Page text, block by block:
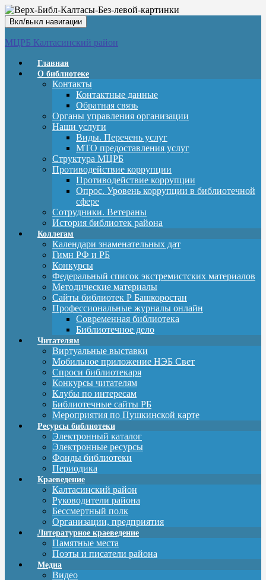
Вкл/выкл навигации
МЦРБ Калтасинский район
Главная
О библиотеке
Контакты
Контактные данные
Обратная связь
Органы управления организации
Наши услуги
Виды. Перечень услуг
МТО предоставления услуг
Структура МЦРБ
Противодействие коррупции
Противодействие коррупции
Опрос. Уровень коррупции в библиотечной
сфере
Сотрудники. Ветераны
История библиотек района
Коллегам
Календари знаменательных дат
Гимн РФ и РБ
Конкурсы
Федеральный список экстремистских материалов
Методические материалы
Сайты библиотек Р Башкоростан
Профессиональные журналы онлайн
Современная библиотека
Библиотечное дело
Читателям
Виртуальные выставки
Мобильное приложение НЭБ Свет
Спроси библиотекаря
Конкурсы читателям
Клубы по интересам
Библиотечные сайты РБ
Мероприятия по Пушкинской карте
Ресурсы библиотеки
Электронный каталог
Электронные ресурсы
Фонды библиотеки
Периодика
Краеведение
Калтасинский район
Руководители района
Бессмертный полк
Организации, предприятия
Литературное краеведение
Памятные места
Поэты и писатели района
Медиа
Видео